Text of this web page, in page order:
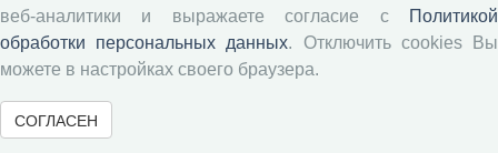
Социальное пространство
Юный экономист
АгроЗооТехника
веб-аналитики и выражаете согласие с
Политикой
обработки персональных данных. Отключить cookies Вы
можете в настройках своего браузера.
СОГЛАСЕН